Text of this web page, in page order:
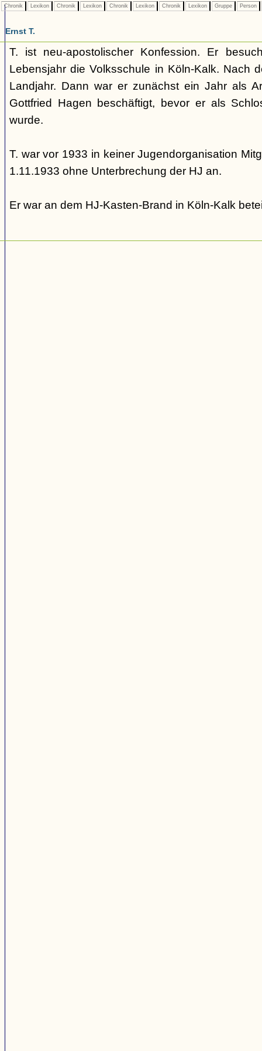
Chronik Lexikon Chronik Lexikon Chronik Lexikon Chronik Lexikon Gruppe Person
Ernst T.
T. ist neu-apostolischer Konfession. Er
Lebensjahr die Volksschule in Köln-Kalk. Nach
Landjahr. Dann war er zunächst ein Jahr als
Gottfried Hagen beschäftigt, bevor er als
wurde.
T. war vor 1933 in keiner Jugendorganisation
1.11.1933 ohne Unterbrechung der HJ an.
Er war an dem HJ-Kasten-Brand in Köln-Kalk